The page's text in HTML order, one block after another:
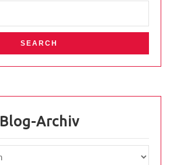
Blog-Archiv